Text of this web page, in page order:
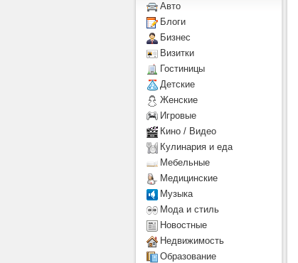
Авто
Блоги
Бизнес
Визитки
Гостиницы
Детcкие
Женские
Игровые
Кино / Видео
Кулинария и еда
Мебельные
Медицинские
Музыка
Мода и стиль
Новостные
Недвижимость
Образование